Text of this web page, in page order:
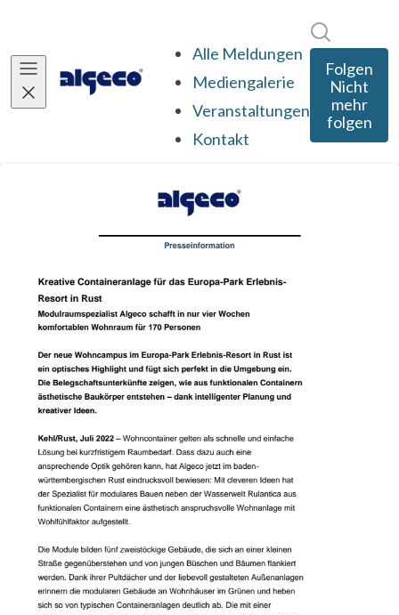
Alle Meldungen
Mediengalerie
Veranstaltungen
Kontakt
Folgen
Nicht
mehr
folgen